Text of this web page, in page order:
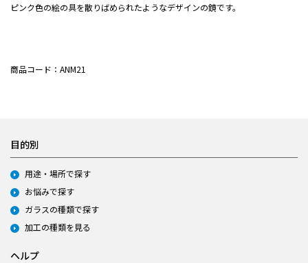
ピンク色の絵の具を散りばめられたようなデザインの鏡です。
商品コード：ANM21
目的別
用途・場所で探す
お悩みで探す
ガラスの種類で探す
加工の種類を見る
ヘルプ